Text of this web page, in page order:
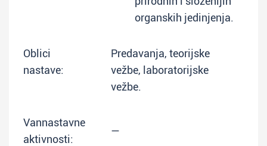
organskih jedinjenja.
Oblici
nastave:
Predavanja, teorijske
vežbe, laboratorijske
vežbe.
Vannastavne
aktivnosti:
—